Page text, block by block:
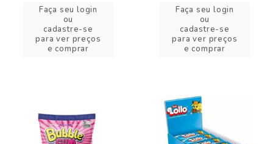
Faça seu login
ou
cadastre-se
para ver preços
e comprar
Faça seu login
ou
cadastre-se
para ver preços
e comprar